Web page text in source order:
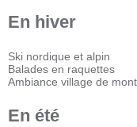
En hiver
Ski nordique et alpin
Balades en raquettes
Ambiance village de
En été